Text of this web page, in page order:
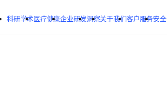
转到主内容
科研学术医疗健康企业研发洞察关于我们客户服务安全